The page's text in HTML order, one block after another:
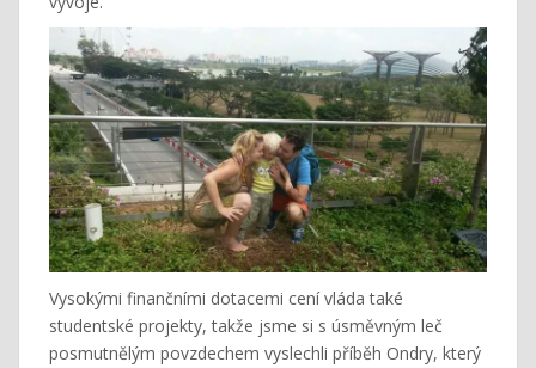
Vysokými finančními dotacemi cení vláda také
studentské projekty, takže jsme si s úsměvným leč
posmutnělým povzdechem vyslechli příběh Ondry, který